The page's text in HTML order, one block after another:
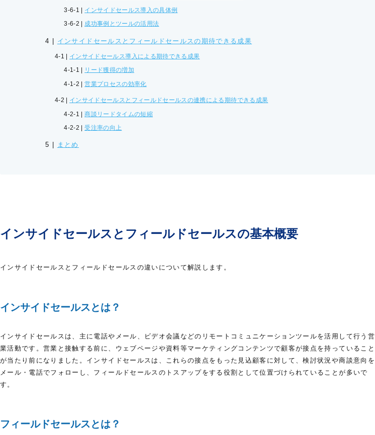
インサイドセールス導入の具体例
成功事例とツールの活用法
インサイドセールスとフィールドセールスの期待できる成果
インサイドセールス導入による期待できる成果
リード獲得の増加
営業プロセスの効率化
インサイドセールスとフィールドセールスの連携による期待できる成果
商談リードタイムの短縮
受注率の向上
まとめ
インサイドセールスとフィールドセールスの基本概要
インサイドセールスとフィールドセールスの違いについて解説します。
インサイドセールスとは？
インサイドセールスは、主に電話やメール、ビデオ会議などのリモートコミュニケーションツールを活用して行う営
業活動です。営業と接触する前に、ウェブページや資料等マーケティングコンテンツで顧客が接点を持っていること
が当たり前になりました。インサイドセールスは、これらの接点をもった見込顧客に対して、検討状況や商談意向を
メール・電話でフォローし、フィールドセールスのトスアップをする役割として位置づけられていることが多いで
す。
フィールドセールスとは？